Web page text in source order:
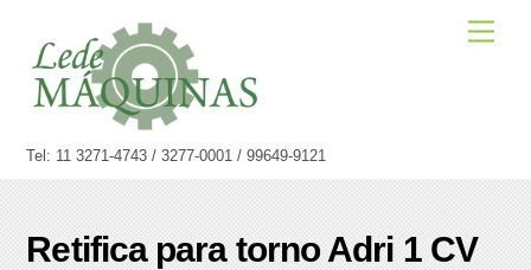
content
Tel: 11 3271-4743 / 3277-0001 / 99649-9121
Retifica para torno Adri 1 CV